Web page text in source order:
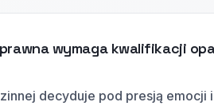
wymaga kwalifikacji
decyduje pod presją emocji i